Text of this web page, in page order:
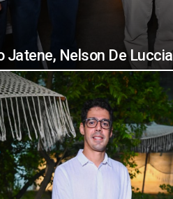
Jatene, Nelson De